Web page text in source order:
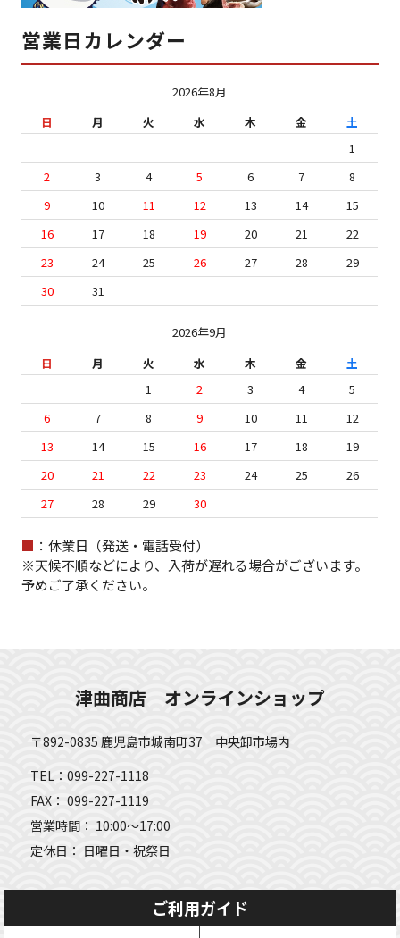
営業日カレンダー
2026年8月
日
月 火 水 木 金
土
1
2
3 4 5 6 7
8
9
10 11 12 13 14
15
16
17 18 19 20 21
22
23
24 25 26 27 28
29
30
31
2026年9月
日
月 火 水 木 金
土
1
2 3 4
5
6
7 8 9 10 11
12
13
14 15 16 17 18
19
20
21 22 23 24 25
26
27
28 29 30
■ ：休業日（発送・電話受付）
※天候不順などにより、入荷が遅れる場合がございます。
予めご了承ください。
津曲商店 オンラインショップ
〒892-0835 鹿児島市城南町37 中央卸市場内
TEL：099-227-1118
FAX： 099-227-1119
営業時間： 10:00～17:00
定休日： 日曜日・祝祭日
ご利用ガイド